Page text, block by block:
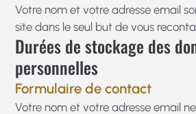
Votre nom et votre adresse email
site dans le seul but de vous
Durées de stockage des
personnelles
Formulaire de contact
Votre nom et votre adresse email